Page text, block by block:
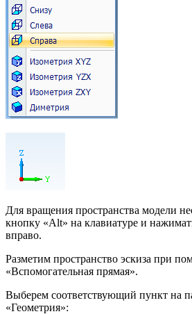
Для вращения пространства модели
кнопку «Alt» на клавиатуре и
вправо.
Разметим пространство эскиза при
«Вспомогательная прямая».
Выберем соответствующий пункт на
«Геометрия»: